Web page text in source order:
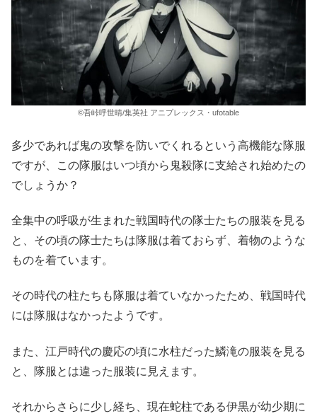
©吾峠呼世晴/集英社 アニプレックス・ufotable
多少であれば鬼の攻撃を防いでくれるという高機能な隊服
ですが、この隊服はいつ頃から鬼殺隊に支給され始めたの
でしょうか？
全集中の呼吸が生まれた戦国時代の隊士たちの服装を見る
と、その頃の隊士たちは隊服は着ておらず、着物のような
ものを着ています。
その時代の柱たちも隊服は着ていなかったため、戦国時代
には隊服はなかったようです。
また、江戸時代の慶応の頃に水柱だった鱗滝の服装を見る
と、隊服とは違った服装に見えます。
それからさらに少し経ち、現在蛇柱である伊黒が幼少期に